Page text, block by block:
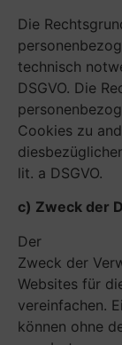
Die
technisch
DSGVO. Die
Cookies zu
lit. a DSGVO.
c) Zweck der
Der
Zweck der
Websites für
vereinfachen.
können ohne